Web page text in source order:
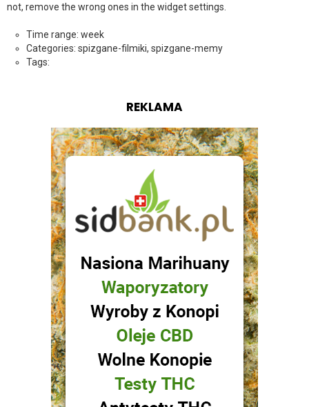
not, remove the wrong ones in the widget settings.
Time range: week
Categories: spizgane-filmiki, spizgane-memy
Tags:
REKLAMA